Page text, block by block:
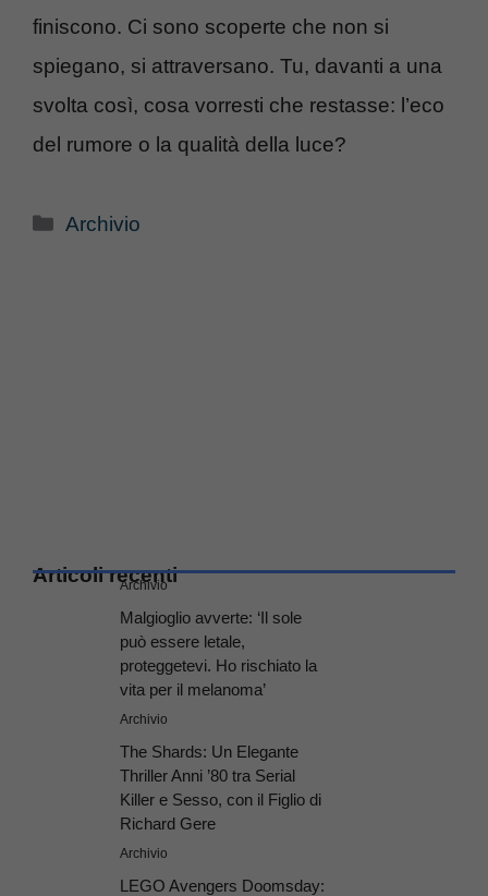
finiscono. Ci sono scoperte che non si
spiegano, si attraversano. Tu, davanti a una
svolta così, cosa vorresti che restasse: l’eco
del rumore o la qualità della luce?
Categorie
Archivio
Articoli recenti
Archivio
Malgioglio avverte: ‘Il sole
può essere letale,
proteggetevi. Ho rischiato la
vita per il melanoma’
Archivio
The Shards: Un Elegante
Thriller Anni ’80 tra Serial
Killer e Sesso, con il Figlio di
Richard Gere
Archivio
LEGO Avengers Doomsday: